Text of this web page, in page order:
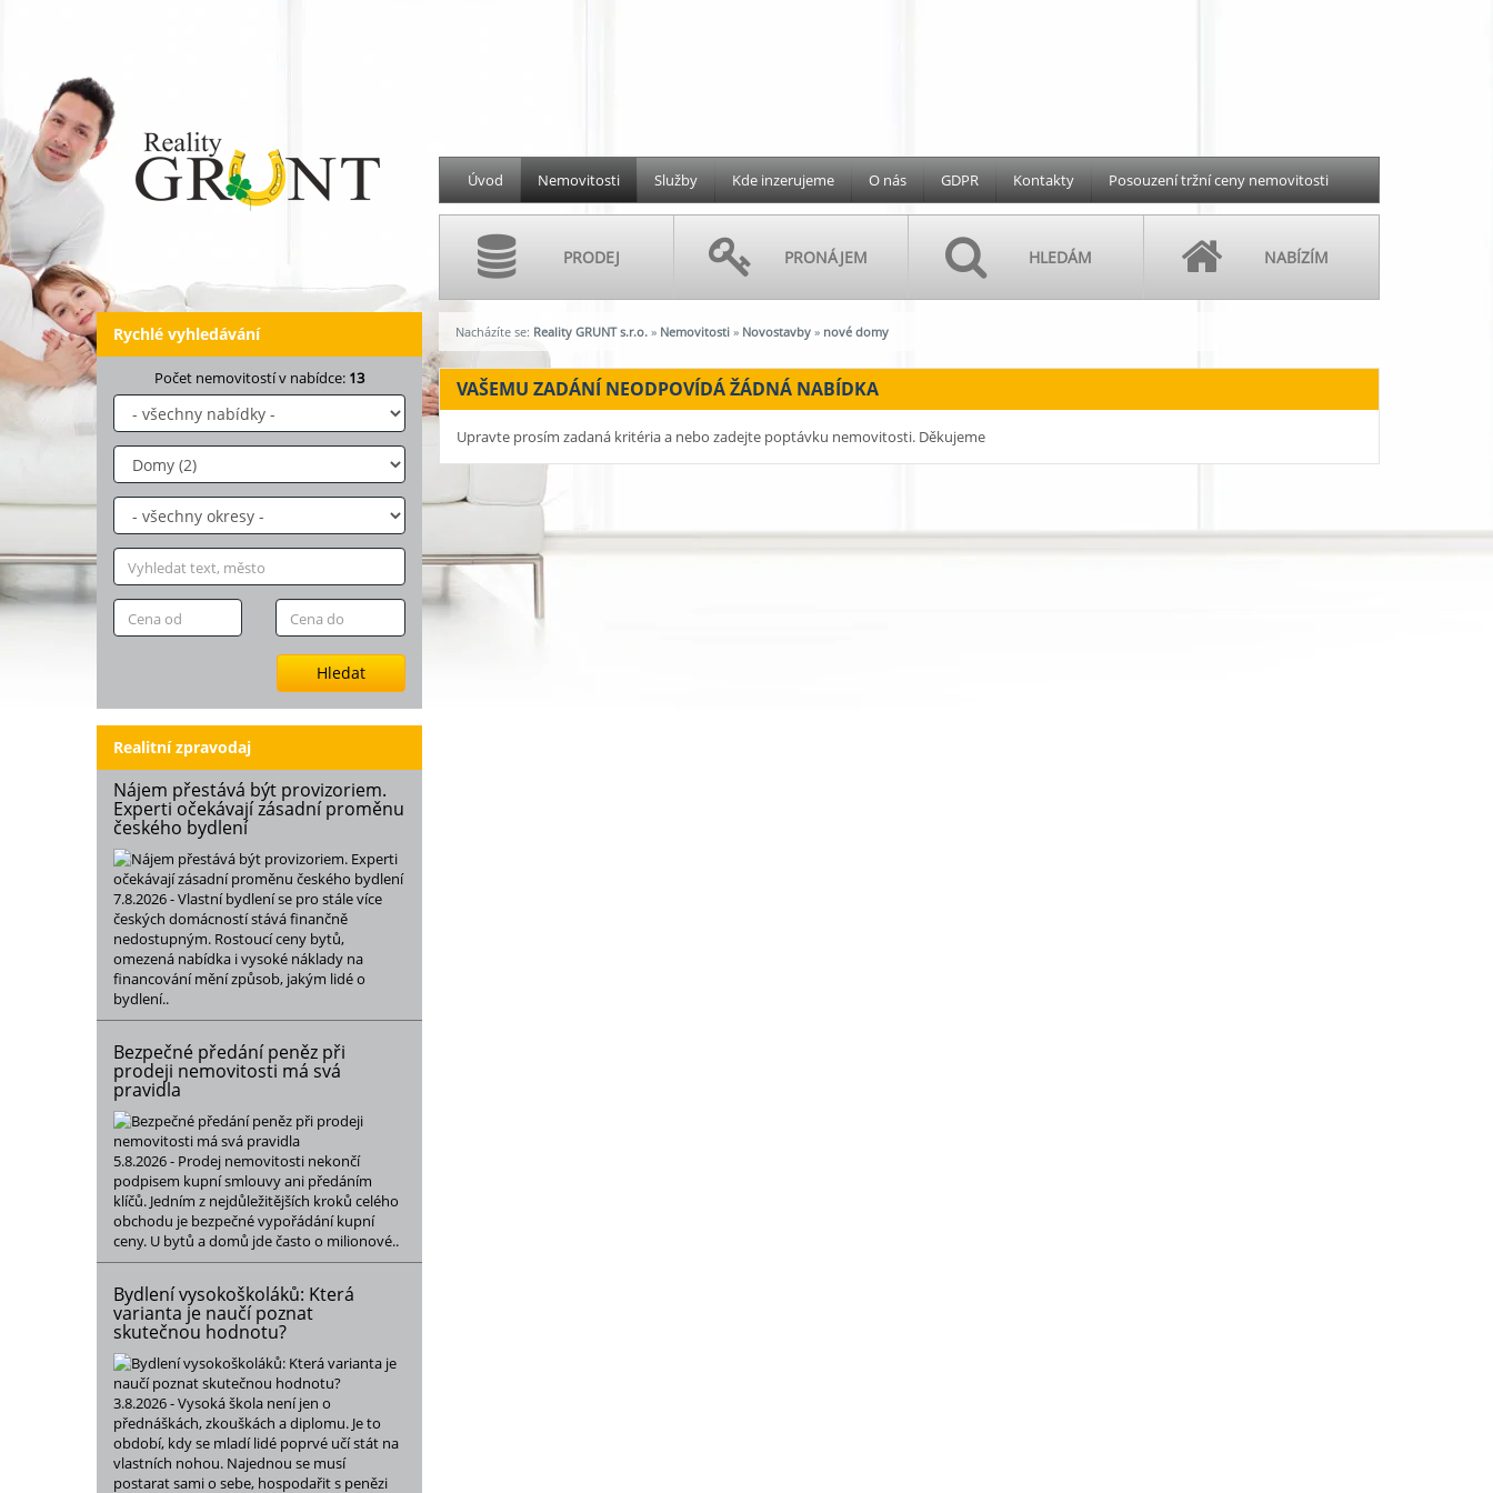
Úvod Nemovitosti Služby Kde inzerujeme O nás GDPR Kontakty Posouzení tržní ceny nemovitosti
PRODEJ PRONÁJEM HLEDÁM NABÍZÍM
Rychlé vyhledávání
Počet nemovitostí v nabídce: 13
Hledat
Realitní zpravodaj
Nájem přestává být provizoriem.
Experti očekávají zásadní proměnu
českého bydlení
7.8.2026 - Vlastní bydlení se pro stále více
českých domácností stává finančně
nedostupným. Rostoucí ceny bytů,
omezená nabídka i vysoké náklady na
financování mění způsob, jakým lidé o
bydlení..
Bezpečné předání peněz při
prodeji nemovitosti má svá
pravidla
5.8.2026 - Prodej nemovitosti nekončí
podpisem kupní smlouvy ani předáním
klíčů. Jedním z nejdůležitějších kroků celého
obchodu je bezpečné vypořádání kupní
ceny. U bytů a domů jde často o milionové..
Bydlení vysokoškoláků: Která
varianta je naučí poznat
skutečnou hodnotu?
3.8.2026 - Vysoká škola není jen o
přednáškách, zkouškách a diplomu. Je to
období, kdy se mladí lidé poprvé učí stát na
vlastních nohou. Najednou se musí
postarat sami o sebe, hospodařit s penězi
Nacházíte se: Reality GRUNT s.r.o. » Nemovitosti » Novostavby » nové domy
VAŠEMU ZADÁNÍ NEODPOVÍDÁ ŽÁDNÁ NABÍDKA
Upravte prosím zadaná kritéria a nebo zadejte poptávku nemovitosti. Děkujeme